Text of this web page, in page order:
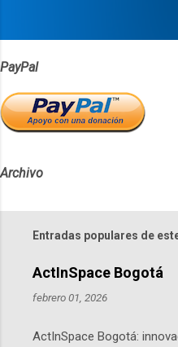
PayPal
Archivo
Entradas populares de
ActInSpace Bogotá
febrero 01, 2026
ActInSpace Bogotá: